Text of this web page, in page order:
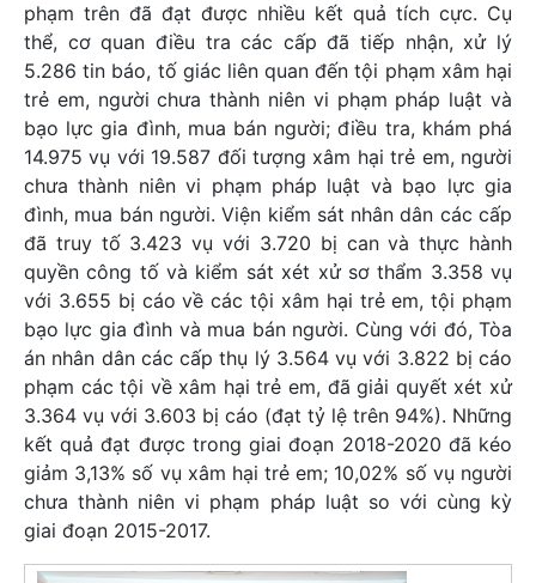
phạm trên đã đạt được nhiều kết quả tích cực. Cụ
thể, cơ quan điều tra các cấp đã tiếp nhận, xử lý
5.286 tin báo, tố giác liên quan đến tội phạm xâm hại
trẻ em, người chưa thành niên vi phạm pháp luật và
bạo lực gia đình, mua bán người; điều tra, khám phá
14.975 vụ với 19.587 đối tượng xâm hại trẻ em, người
chưa thành niên vi phạm pháp luật và bạo lực gia
đình, mua bán người. Viện kiểm sát nhân dân các cấp
đã truy tố 3.423 vụ với 3.720 bị can và thực hành
quyền công tố và kiểm sát xét xử sơ thẩm 3.358 vụ
với 3.655 bị cáo về các tội xâm hại trẻ em, tội phạm
bạo lực gia đình và mua bán người. Cùng với đó, Tòa
án nhân dân các cấp thụ lý 3.564 vụ với 3.822 bị cáo
phạm các tội về xâm hại trẻ em, đã giải quyết xét xử
3.364 vụ với 3.603 bị cáo (đạt tỷ lệ trên 94%). Những
kết quả đạt được trong giai đoạn 2018-2020 đã kéo
giảm 3,13% số vụ xâm hại trẻ em; 10,02% số vụ người
chưa thành niên vi phạm pháp luật so với cùng kỳ
giai đoạn 2015-2017.